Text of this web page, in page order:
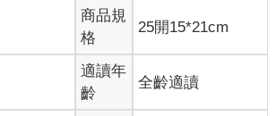
利商店前兜售非法CD光碟片，兩位白人警察
斯特林發生激烈爭吵。其中一位警察使用電
後斯特林試圖反抗，並推開壓在他身上的警
情急之下竟對其胸口連開三槍，將其擊斃。
人青年卡斯蒂爾，因為他駕駛的車子尾燈未
查要求檢查證件，當他手伸進口袋拿證件
商品規
格
25開15*21cm
適讀年
齡
全齡適讀